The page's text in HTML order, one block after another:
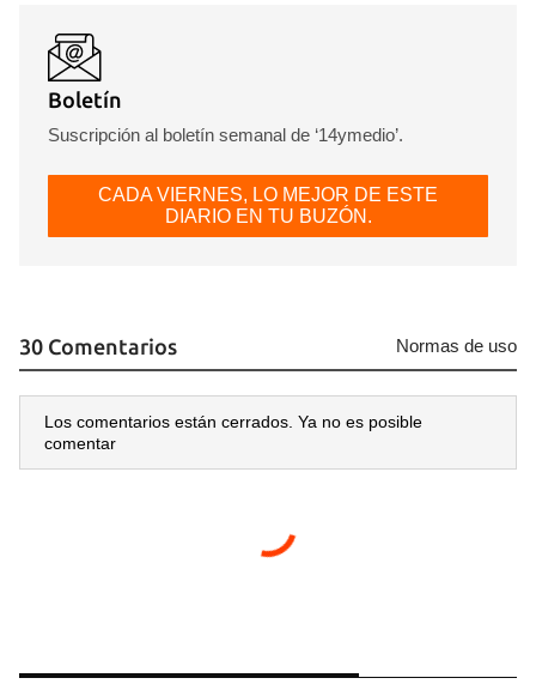
Boletín
Suscripción al boletín semanal de ‘14ymedio’.
CADA VIERNES, LO MEJOR DE ESTE
DIARIO EN TU BUZÓN.
30 Comentarios Normas de uso
Los comentarios están cerrados. Ya no es posible
comentar